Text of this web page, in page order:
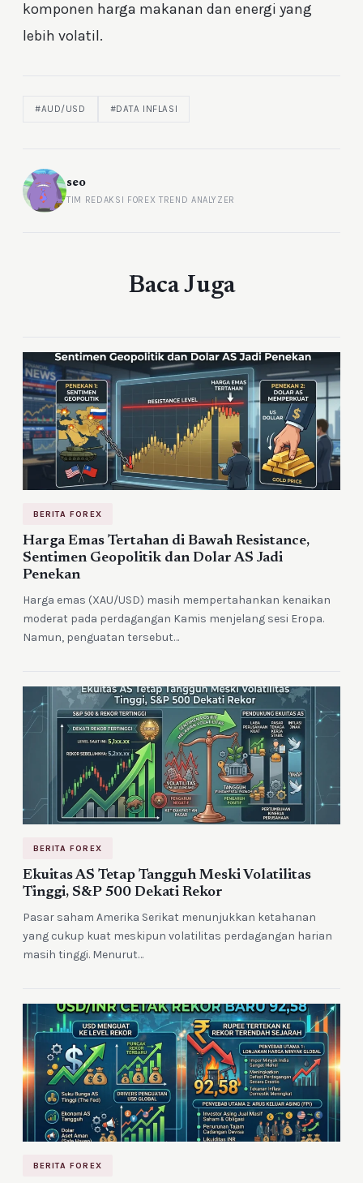
komponen harga makanan dan energi yang
lebih volatil.
#AUD/USD #DATA INFLASI
seo
TIM REDAKSI FOREX TREND ANALYZER
Baca Juga
BERITA FOREX
Harga Emas Tertahan di Bawah Resistance,
Sentimen Geopolitik dan Dolar AS Jadi
Penekan
Harga emas (XAU/USD) masih mempertahankan kenaikan
moderat pada perdagangan Kamis menjelang sesi Eropa.
Namun, penguatan tersebut…
BERITA FOREX
Ekuitas AS Tetap Tangguh Meski Volatilitas
Tinggi, S&P 500 Dekati Rekor
Pasar saham Amerika Serikat menunjukkan ketahanan
yang cukup kuat meskipun volatilitas perdagangan harian
masih tinggi. Menurut…
BERITA FOREX